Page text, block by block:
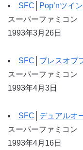
SFC
Pop’nツイ
スーパーファミコン
1993年3月26日
SFC
ブレスオブ
スーパーファミコン
1993年4月3日
SFC
デュアルオ
スーパーファミコン
1993年4月16日